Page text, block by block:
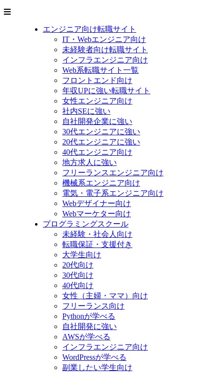
エンジニア向け転職サイト
IT・Webエンジニア向け
未経験者向け転職サイト
インフラエンジニア向け
Web系転職サイト一覧
フロントエンド向け
年収UPに強い転職サイト
女性エンジニア向け
社内SEに強い
自社開発企業に強い
30代エンジニアに強い
20代エンジニアに強い
40代エンジニア向け
地方求人に強い
フリーランスエンジニア向け
機械系エンジニア向け
電気・電子系エンジニア向け
Webデザイナー向け
Webマーケター向け
プログラミングスクール
未経験・社会人向け
転職保証・支援付き
大学生向け
20代向け
30代向け
40代向け
女性（主婦・ママ）向け
フリーランス向け
Pythonが学べる
自社開発に強い
AWSが学べる
インフラエンジニア向け
WordPressが学べる
副業したい学生向け